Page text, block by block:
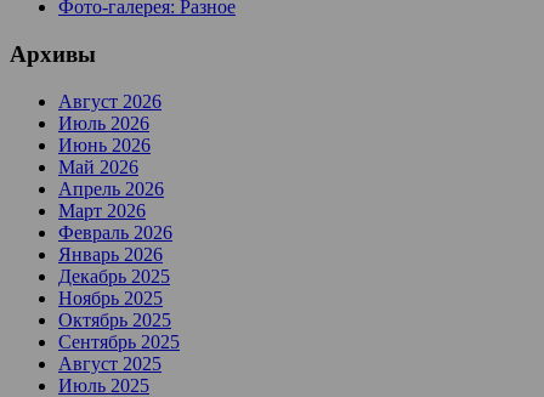
Фото-галерея: Разное
Архивы
Август 2026
Июль 2026
Июнь 2026
Май 2026
Апрель 2026
Март 2026
Февраль 2026
Январь 2026
Декабрь 2025
Ноябрь 2025
Октябрь 2025
Сентябрь 2025
Август 2025
Июль 2025